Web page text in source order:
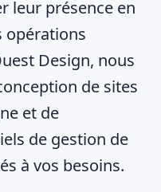
leur présence en
opérations
Design, nous
de sites
et de
de gestion de
à vos besoins.